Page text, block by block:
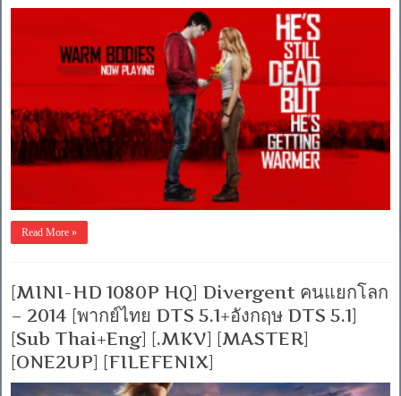
Read More »
[MINI-HD 1080P HQ] Divergent คนแยกโลก
– 2014 [พากย์ไทย DTS 5.1+อังกฤษ DTS 5.1]
[Sub Thai+Eng] [.MKV] [MASTER]
[ONE2UP] [FILEFENIX]